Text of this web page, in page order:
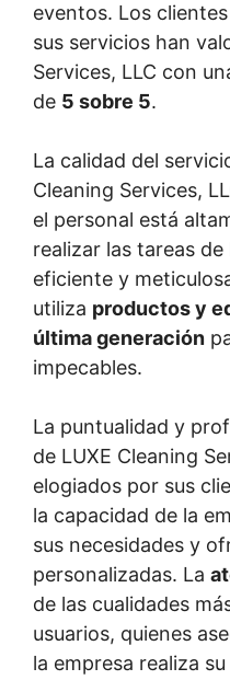
eventos. Los
sus servicios han
Services, LLC con
de 5 sobre 5.
La calidad del
Cleaning Services,
el personal está
realizar las tareas
eficiente y
utiliza productos y
última generación
impecables.
La puntualidad y
de LUXE Cleaning
elogiados por sus
la capacidad de la
sus necesidades y
personalizadas. La
de las cualidades
usuarios, quienes
la empresa realiza